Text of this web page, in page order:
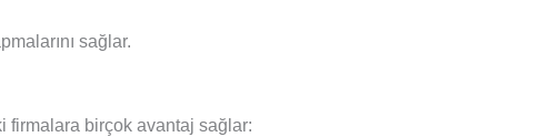
sağlar.
firmalara birçok avantaj sağlar: